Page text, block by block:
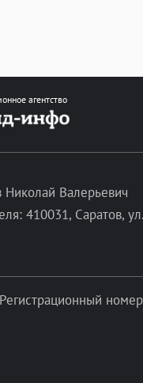
агентство
Валерьевич
410031, Саратов, ул.
Регистрационный